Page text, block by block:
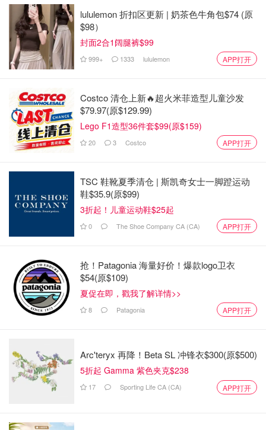
山猪葫芦娃
ptr彼得罗夫大部分集美们也不陌生了，他家最出名的小青瓜
面膜几乎人手一罐了吧😂这个牌子最大的特色就是猛😂😂
只要有效果，下猛药就完事儿了😂😂他家我最喜欢的是娃娃
脸霜和青瓜面膜～Peter自己家族有许多美容经验技术，比如
家族经验技术结合现代技术，创立了高效能美妆品牌彼得罗
夫～...
产品设计与成分
lululemon 折扣区更新 | 奶茶色牛角包$74 (原
$98）
封面2合1阔腿裤$99
999+ 1333 lululemon APP打开
Costco 清仓上新🔥超火米菲造型儿童沙发
$79.97(原$129.99)
Lego F1造型36件套$99(原$159)
20 3 Costco APP打开
TSC 鞋靴夏季清仓 | 斯凯奇女士一脚蹬运动
鞋$35.9(原$99)
3折起！儿童运动鞋$25起
0 The Shoe Company CA (CA) APP打开
抢！Patagonia 海量好价！爆款logo卫衣
$54(原$109)
夏促在即，戳我了解详情>>
8 Patagonia APP打开
Arc'teryx 再降！Beta SL 冲锋衣$300(原$500)
5折起 Gamma 紫色夹克$238
17 Sporting Life CA (CA) APP打开